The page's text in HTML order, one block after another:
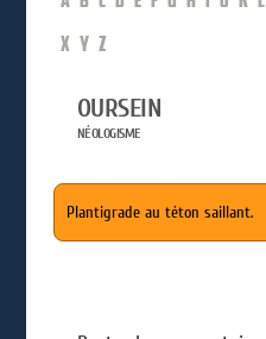
X Y Z
OURSEIN
NÉOLOGISME
Plantigrade au téton saillant.